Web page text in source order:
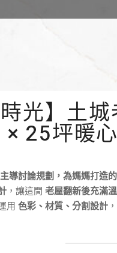
時光】土
× 25坪暖
導討論規劃，為媽媽打造
，讓這間 老屋翻新後充滿
用 色彩、材質、分割設計